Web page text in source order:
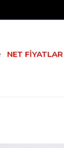
NET FİYATLAR